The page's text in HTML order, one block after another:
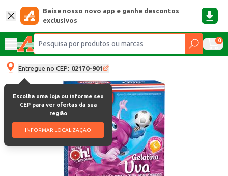
Baixe nosso novo app e ganhe descontos
exclusivos
0
Entregue no CEP: 02170-901
Escolha uma loja ou informe seu
CEP para ver ofertas da sua
região
INFORMAR LOCALIZAÇÃO